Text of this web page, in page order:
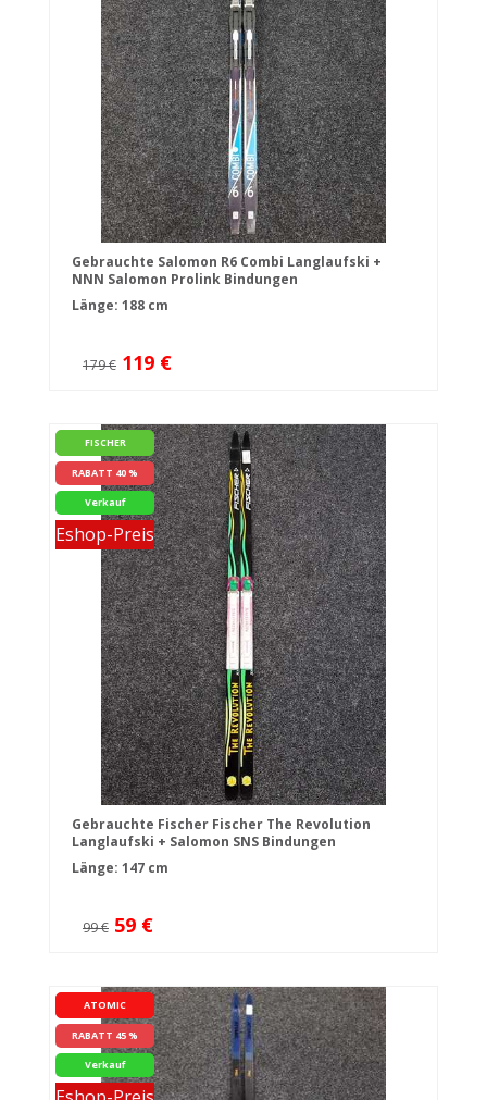
Gebrauchte Salomon R6 Combi Langlaufski +
NNN Salomon Prolink Bindungen
Länge: 188 cm
179 € 119 €
FISCHER
RABATT 40 %
Verkauf
Eshop-Preis
Gebrauchte Fischer Fischer The Revolution
Langlaufski + Salomon SNS Bindungen
Länge: 147 cm
99 € 59 €
ATOMIC
RABATT 45 %
Verkauf